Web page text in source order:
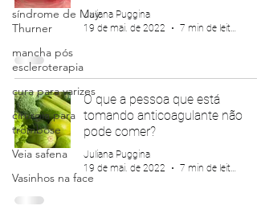
síndrome de May
Thurner
mancha pós
escleroterapia
cura para varizes
cirurgia para
trombose
Veia safena
Vasinhos na face
Juliana Puggina
19 de mai. de 2022
O que a pessoa que está
tomando anticoagulante não
pode comer?
Juliana Puggina
19 de mai. de 2022